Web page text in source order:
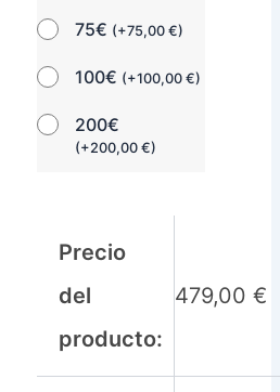
75€ (+75,00€)
100€ (+100,00€)
200€
(+200,00€)
Precio
del
producto:
479,00€